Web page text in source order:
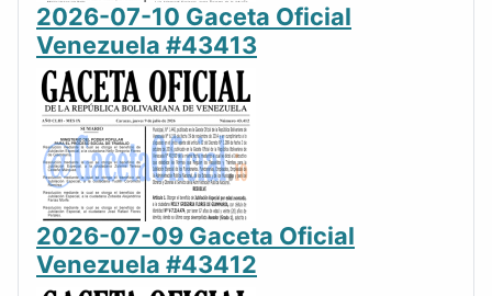
2026-07-10 Gaceta Oficial
Venezuela #43413
2026-07-09 Gaceta Oficial
Venezuela #43412